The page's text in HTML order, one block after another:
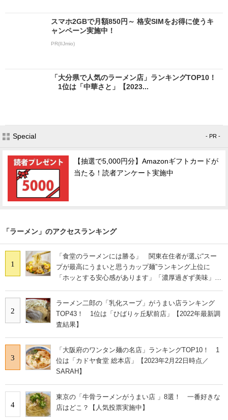
スマホ2GBで月額850円～ 格安SIMをお得に使うキ
ャンペーン実施中！
PR(IIJmio)
「大分県で人気のラーメン店」ランキングTOP10！
1位は「中華さと」【2023...
Special - PR -
【抽選で5,000円分】Amazonギフトカードが
当たる！読者アンケート実施中
「ラーメン」のアクセスランキング
1
「食堂のラーメンには勝る」 関東在住者が選ぶ“スー
プが最高にうまいと思うカップ麺”ランキング上位に
「ホッとする安心感があります」「濃厚過ぎず美味」の
2
ラーメン二郎の「乳化スープ」がうまい店ランキング
TOP43！ 1位は「ひばりヶ丘駅前店」【2022年最新調
査結果】
3
「大阪府のワンタン麺の名店」ランキングTOP10！ 1
位は「カドヤ食堂 総本店」【2023年2月22日時点／
SARAH】
4
東京の「牛骨ラーメンがうまい店 」8選！ 一番好きな
店はどこ？【人気投票実施中】